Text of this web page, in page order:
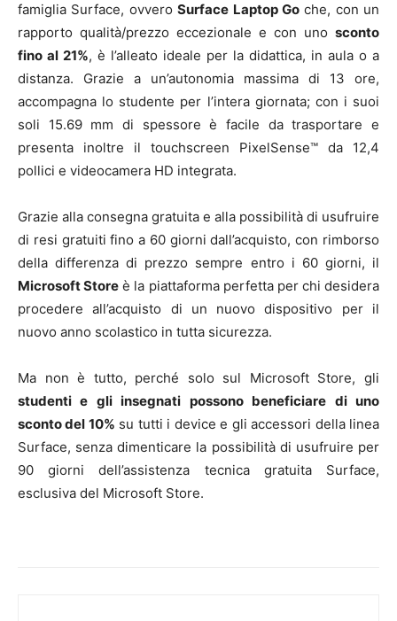
famiglia Surface, ovveroSurface Laptop Goche, con un
rapporto qualità/prezzo eccezionale e con uno sconto
fino al 21%, è l’alleato ideale per la didattica, in aula o a
distanza. Grazie a un’autonomia massima di 13 ore,
accompagna lo studente per l’intera giornata; con i suoi
soli 15.69 mm di spessore è facile da trasportare e
presenta inoltre il touchscreen PixelSense™ da 12,4
pollici e videocamera HD integrata.
Grazie alla consegna gratuita e alla possibilità di usufruire
di resi gratuiti fino a 60 giorni dall’acquisto, con rimborso
della differenza di prezzo sempre entro i 60 giorni, il
Microsoft Store è la piattaforma perfetta per chi desidera
procedere all’acquisto di un nuovo dispositivo per il
nuovo anno scolastico in tutta sicurezza.
Ma non è tutto, perché solo sul Microsoft Store, gli
studenti e gli insegnati possono beneficiare di uno
sconto del 10% su tutti i device e gli accessori della linea
Surface, senza dimenticare la possibilità di usufruire per
90 giorni dell’assistenza tecnica gratuita Surface,
esclusiva del Microsoft Store.